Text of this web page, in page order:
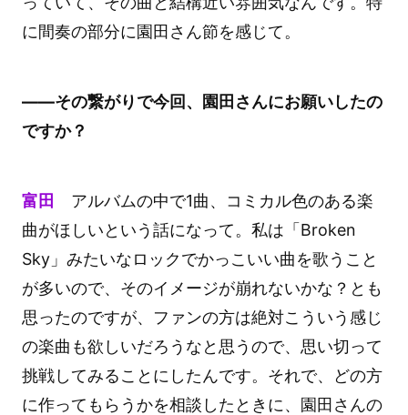
に間奏の部分に園田さん節を感じて。
――その繋がりで今回、園田さんにお願いしたの
ですか？
富田
アルバムの中で1曲、コミカル色のある楽
曲がほしいという話になって。私は「Broken
Sky」みたいなロックでかっこいい曲を歌うこと
が多いので、そのイメージが崩れないかな？とも
思ったのですが、ファンの方は絶対こういう感じ
の楽曲も欲しいだろうなと思うので、思い切って
挑戦してみることにしたんです。それで、どの方
に作ってもらうかを相談したときに、園田さんの